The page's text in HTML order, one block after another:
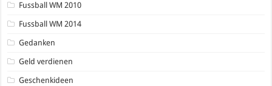
Fussball WM 2010
Fussball WM 2014
Gedanken
Geld verdienen
Geschenkideen